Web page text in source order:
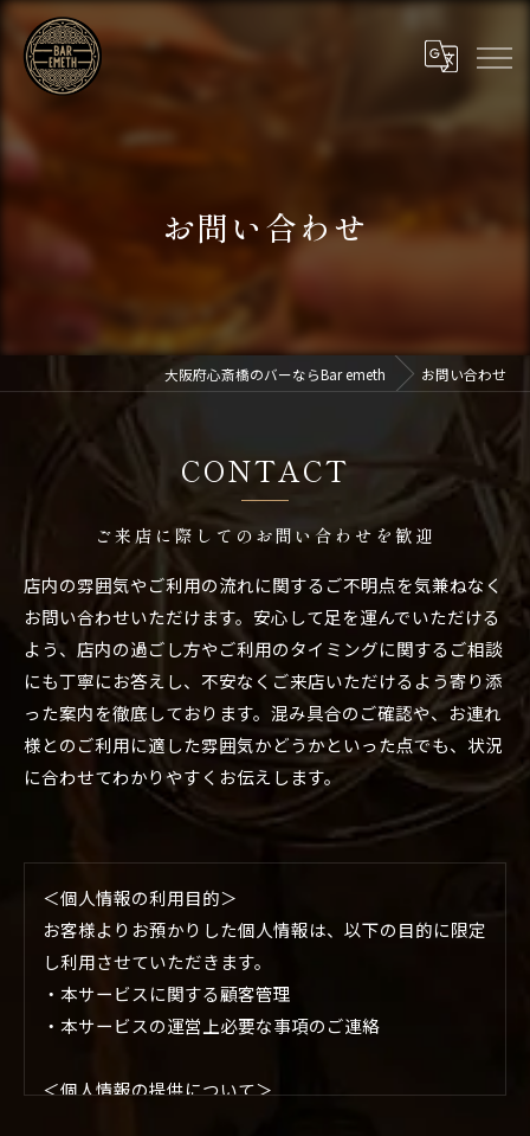
お問い合わせ
大阪府心斎橋のバーならBar emeth お問い合わせ
ご来店に際してのお問い合わせを歓迎
CONTACT
店内の雰囲気やご利用の流れに関するご不明点を気兼ねなく
お問い合わせいただけます。安心して足を運んでいただける
よう、店内の過ごし方やご利用のタイミングに関するご相談
にも丁寧にお答えし、不安なくご来店いただけるよう寄り添
った案内を徹底しております。混み具合のご確認や、お連れ
様とのご利用に適した雰囲気かどうかといった点でも、状況
に合わせてわかりやすくお伝えします。
＜個人情報の利用目的＞
お客様よりお預かりした個人情報は、以下の目的に限定
し利用させていただきます。
・本サービスに関する顧客管理
・本サービスの運営上必要な事項のご連絡
＜個人情報の提供について＞